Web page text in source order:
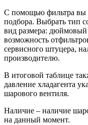
С помощью фильтра вы
подбора. Выбрать тип
вид размера: дюймовый
возможность
сервисного штуцера,
производителю.
В итоговой таблице
давление хладагента
шарового вентиля.
Наличие – наличие
на данный момент.